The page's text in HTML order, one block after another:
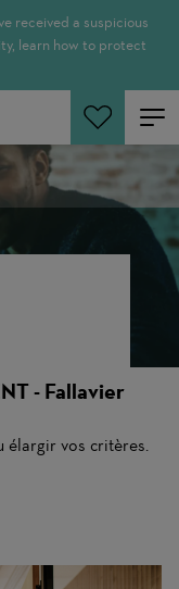
received a suspicious
learn how to protect
- Fallavier
élargir vos critères.